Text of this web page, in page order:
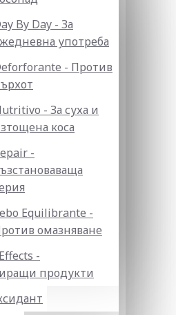
By Day - За
употреба
- Против
- За суха и
коса
-
Equilibrante -
омазняване
-
продукти